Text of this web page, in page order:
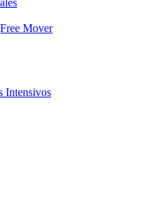
Mover
Intensivos